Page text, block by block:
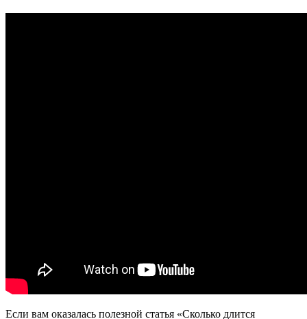
Если вам оказалась полезной статья «Сколько длится